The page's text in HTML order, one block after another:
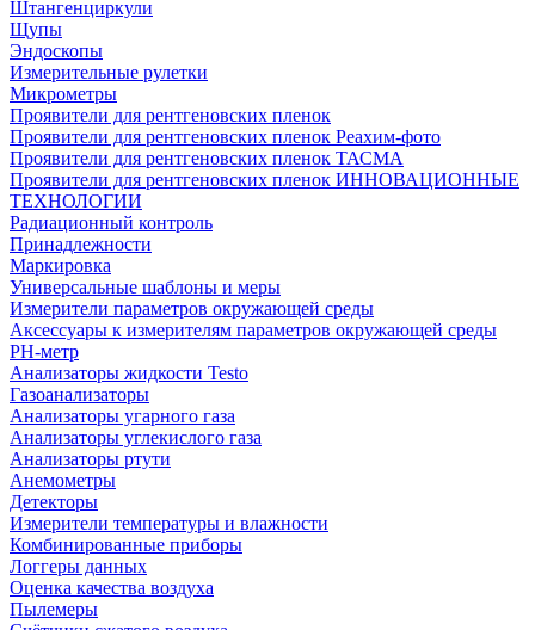
Штангенциркули
Щупы
Эндоскопы
Измерительные рулетки
Микрометры
Проявители для рентгеновских пленок
Проявители для рентгеновских пленок Реахим-фото
Проявители для рентгеновских пленок ТАСМА
Проявители для рентгеновских пленок ИННОВАЦИОННЫЕ
ТЕХНОЛОГИИ
Радиационный контроль
Принадлежности
Маркировка
Универсальные шаблоны и меры
Измерители параметров окружающей среды
Аксессуары к измерителям параметров окружающей среды
PH-метр
Анализаторы жидкости Testo
Газоанализаторы
Анализаторы угарного газа
Анализаторы углекислого газа
Анализаторы ртути
Анемометры
Детекторы
Измерители температуры и влажности
Комбинированные приборы
Логгеры данных
Оценка качества воздуха
Пылемеры